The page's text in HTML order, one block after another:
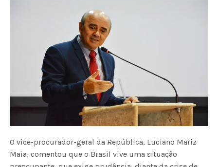
O vice-procurador-geral da República, Luciano Mariz
Maia, comentou que o Brasil vive uma situação